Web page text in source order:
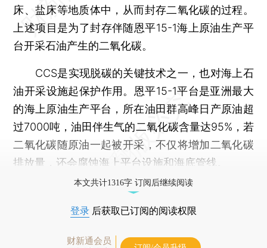
床、盐床等地质体中，从而封存二氧化碳的过程。
上述项目是为了封存伴随恩平15-1海上原油生产平
台开采石油产生的二氧化碳。
CCS是实现脱碳的关键技术之一，也对海上石
油开采设施起保护作用。恩平15-1平台是亚洲最大
的海上原油生产平台，所在油田群高峰日产原油超
过7000吨，油田伴生气的二氧化碳含量达95%，若
二氧化碳随原油一起被开采，不仅将增加二氧化碳
排放量，还会腐蚀海上平台设施和海底管线。
本文共计1316字 订阅后继续阅读
登录 后获取已订阅的阅读权限
财新通会员